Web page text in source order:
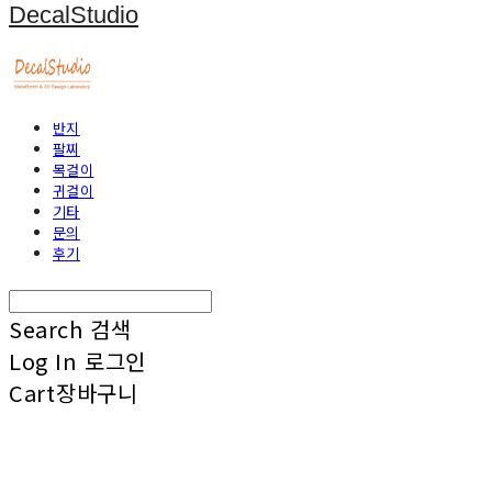
DecalStudio
반지
팔찌
목걸이
귀걸이
기타
문의
후기
Search 검색
Log In 로그인
Cart장바구니